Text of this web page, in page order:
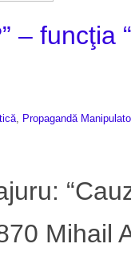
–
Propagandă
Mihail